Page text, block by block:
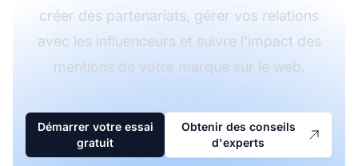
créer des partenariats, gérer vos relations
avec les influenceurs et suivre l'impact des
mentions de votre marque sur le web.
Démarrer votre essai
gratuit
Obtenir des conseils
d'experts